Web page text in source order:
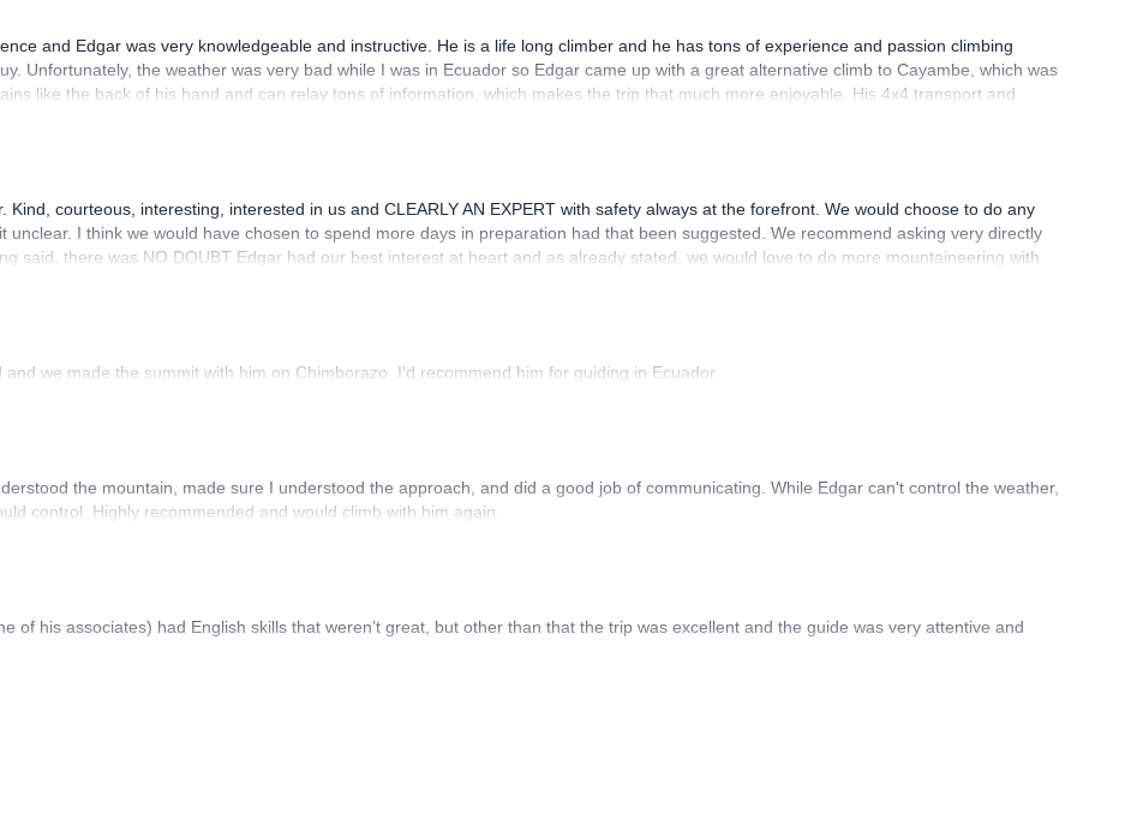
and Edgar was very knowledgeable and instructive. He is a life long climber and he has tons of experience and passion climbing
Unfortunately, the weather was very bad while I was in Ecuador so Edgar came up with a great alternative climb to Cayambe, which was
like the back of his hand and can relay tons of information, which makes the trip that much more enjoyable. His 4x4 transport and
and made sure to avoid unnecessary risks. I will climb with Edgar again.
courteous, interesting, interested in us and CLEARLY AN EXPERT with safety always at the forefront. We would choose to do any
unclear. I think we would have chosen to spend more days in preparation had that been suggested. We recommend asking very directly
said, there was NO DOUBT Edgar had our best interest at heart and as already stated, we would love to do more mountaineering with
being. Lonely Summits provided any gear we needed and it was all comfortable and in good condition. If you’re looking for a well-
we made the summit with him on Chimborazo. I'd recommend him for guiding in Ecuador.
the mountain, made sure I understood the approach, and did a good job of communicating. While Edgar can't control the weather,
control. Highly recommended and would climb with him again.
of his associates) had English skills that weren’t great, but other than that the trip was excellent and the guide was very attentive and